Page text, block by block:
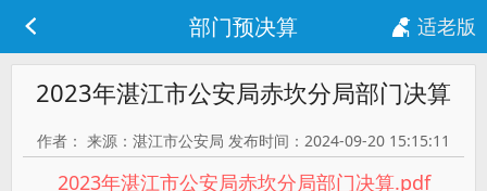
部门预决算 适老版
2023年湛江市公安局赤坎分局部门决算
作者： 来源：湛江市公安局 发布时间：2024-09-20 15:15:11
2023年湛江市公安局赤坎分局部门决算.pdf